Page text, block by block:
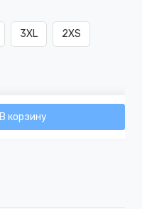
3XL 2XS
В корзину